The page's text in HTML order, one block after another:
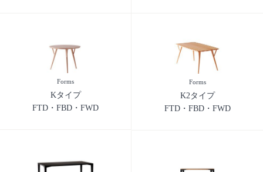
Forms
Kタイプ
FTD・FBD・FWD
Forms
K2タイプ
FTD・FBD・FWD